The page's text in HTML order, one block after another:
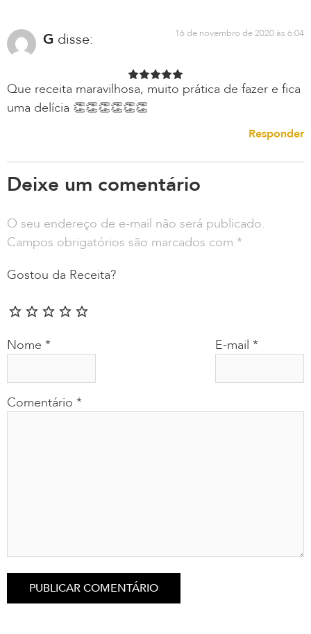
G disse: 16 de novembro de 2020 às 6:04
Que receita maravilhosa, muito prática de fazer e fica
uma delícia 👏👏👏👏👏👏
Responder
Deixe um comentário
O seu endereço de e-mail não será publicado.
Campos obrigatórios são marcados com *
Gostou da Receita?
Comentário *
Nome * E-mail *